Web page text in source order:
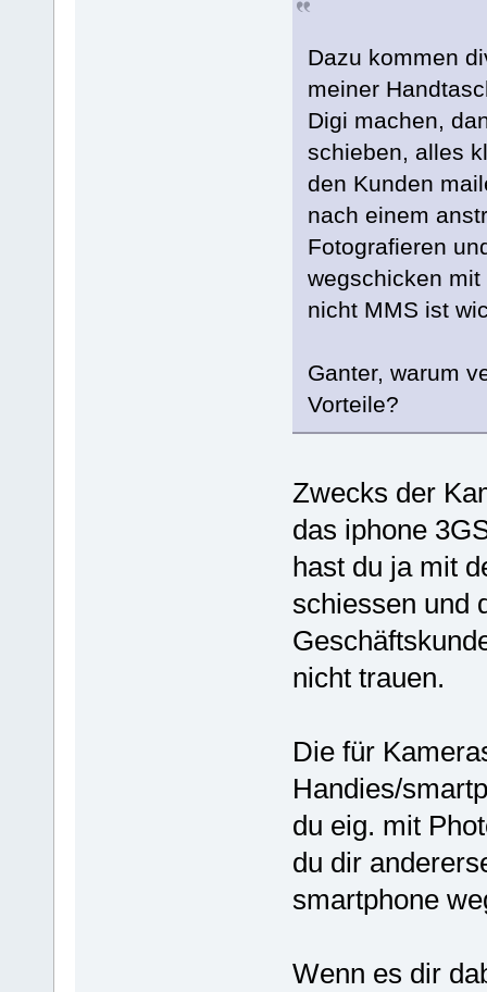
Dazu kommen
meiner
Digi machen,
schieben, alles
den Kunden
nach einem
Fotografieren
wegschicken
nicht MMS ist
Ganter, warum
Vorteile?
Zwecks der
das iphone
hast du ja mit
schiessen und
nicht trauen.
Die für
Handies/
du eig. mit
du dir
smartphone
Wenn es dir